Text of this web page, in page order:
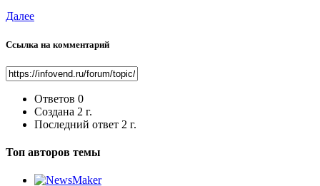
Далее
Ссылка на комментарий
Ответов 0
Создана 2 г.
Последний ответ 2 г.
Топ авторов темы